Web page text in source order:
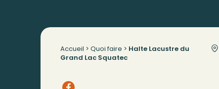
Accueil > Quoi faire > Halte Lacustre du
Grand Lac Squatec